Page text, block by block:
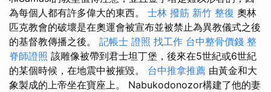
為每個人都有許多偉大的東西。 士林 撥筋 新竹 整復 奧林
匹克教會的破壞是在奧運會被宣布並被禁止為異教儀式之後
的基督教傳播之後。 記帳士 證照 找工作 台中整骨價錢 整
脊師證照 該雕像被帶到君士坦丁堡，後來在5世紀或6世紀
的某個時候，在地震中被摧毀。 台中推拿推薦 由黃金和大
象製成的上帝坐在寶座上。 Nabukodonozor構建了他的妻